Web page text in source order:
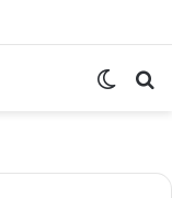
Dış